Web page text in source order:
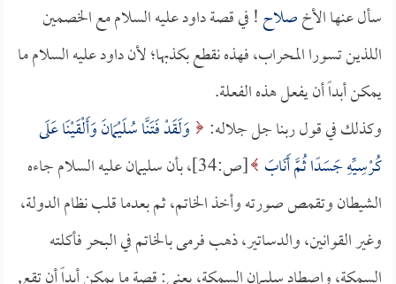
سأل عنها الأخصلاح! في قصة داود عليه السلام مع الخصمين
اللذين تسورا المحراب، فهذه نقطع بكذبها؛ لأن داود عليه السلام ما
يمكن أبداً أن يفعل هذه الفعلة.
وكذلك في قول ربنا جل جلاله:
وَلَقَدْ فَتَنَّا سُلَيْمَانَ وَأَلْقَيْنَا عَلَى
كُرْسِيِّهِ جَسَدًا ثُمَّ أَنَابَ
[ص:34]، بأن سليمان عليه السلام جاءه
الشيطان وتقمص صورته وأخذ الخاتم، ثم بعدما قلب نظام الدولة،
وغير القوانين، والدساتير، ذهب فرمى بالخاتم في البحر فأكلته